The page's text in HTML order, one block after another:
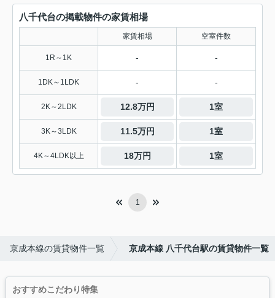
八千代台の掲載物件の家賃相場
家賃相場 空室件数
1R～1K - -
1DK～1LDK - -
2K～2LDK 12.8万円 1室
3K～3LDK 11.5万円 1室
4K～4LDK以上 18万円 1室
1
京成本線の賃貸物件一覧 京成本線 八千代台駅の賃貸物件一覧
おすすめこだわり特集